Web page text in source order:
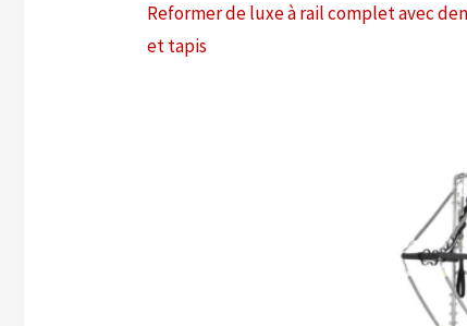
Reformer de luxe à rail complet avec
et tapis